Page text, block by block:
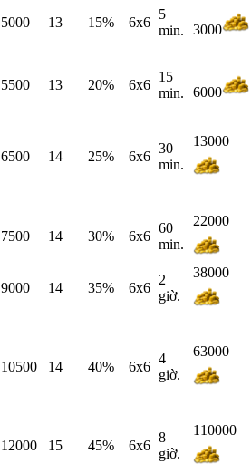
5000 13 15% 6x6
5
min.
3000
5500 13 20% 6x6
15
min.
6000
6500 14 25% 6x6
30
min.
13000
7500 14 30% 6x6
60
min.
22000
9000 14 35% 6x6
2
giờ.
38000
10500 14 40% 6x6
4
giờ.
63000
12000 15 45% 6x6
8
giờ.
110000